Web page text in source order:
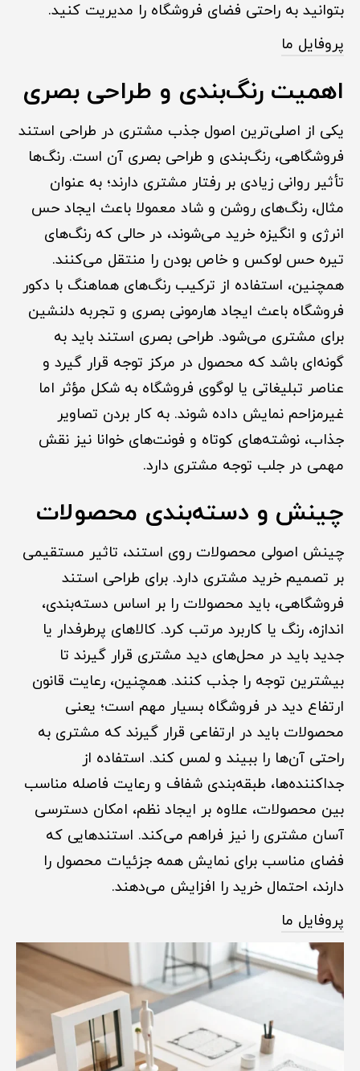
بتوانید به راحتی فضای فروشگاه را مدیریت کنید.
پروفایل ما
اهمیت رنگ‌بندی و طراحی بصری
یکی از اصلی‌ترین اصول جذب مشتری در طراحی استند
فروشگاهی، رنگ‌بندی و طراحی بصری آن است. رنگ‌ها
تأثیر روانی زیادی بر رفتار مشتری دارند؛ به عنوان
مثال، رنگ‌های روشن و شاد معمولا باعث ایجاد حس
انرژی و انگیزه خرید می‌شوند، در حالی که رنگ‌های
تیره حس لوکس و خاص بودن را منتقل می‌کنند.
همچنین، استفاده از ترکیب رنگ‌های هماهنگ با دکور
فروشگاه باعث ایجاد هارمونی بصری و تجربه دلنشین
برای مشتری می‌شود. طراحی بصری استند باید به
گونه‌ای باشد که محصول در مرکز توجه قرار گیرد و
عناصر تبلیغاتی یا لوگوی فروشگاه به شکل مؤثر اما
غیرمزاحم نمایش داده شوند. به کار بردن تصاویر
جذاب، نوشته‌های کوتاه و فونت‌های خوانا نیز نقش
مهمی در جلب توجه مشتری دارد.
چینش و دسته‌بندی محصولات
چینش اصولی محصولات روی استند، تاثیر مستقیمی
بر تصمیم خرید مشتری دارد. برای طراحی استند
فروشگاهی، باید محصولات را بر اساس دسته‌بندی،
اندازه، رنگ یا کاربرد مرتب کرد. کالاهای پرطرفدار یا
جدید باید در محل‌های دید مشتری قرار گیرند تا
بیشترین توجه را جذب کنند. همچنین، رعایت قانون
ارتفاع دید در فروشگاه بسیار مهم است؛ یعنی
محصولات باید در ارتفاعی قرار گیرند که مشتری به
راحتی آن‌ها را ببیند و لمس کند. استفاده از
جداکننده‌ها، طبقه‌بندی شفاف و رعایت فاصله مناسب
بین محصولات، علاوه بر ایجاد نظم، امکان دسترسی
آسان مشتری را نیز فراهم می‌کند. استندهایی که
فضای مناسب برای نمایش همه جزئیات محصول را
دارند، احتمال خرید را افزایش می‌دهند.
پروفایل ما